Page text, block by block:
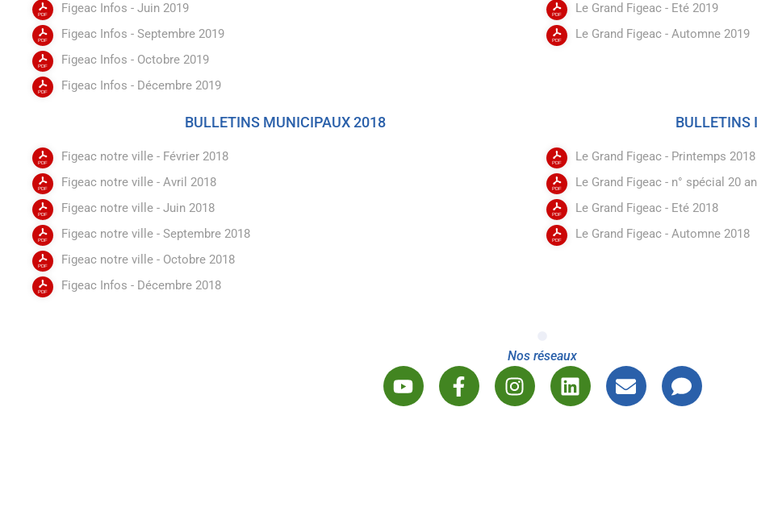
Figeac Infos - Juin 2019
Figeac Infos - Septembre 2019
Figeac Infos - Octobre 2019
Figeac Infos - Décembre 2019
Le Grand Figeac - Eté 2019
Le Grand Figeac - Automne 2019
BULLETINS MUNICIPAUX 2018
Figeac notre ville - Février 2018
Figeac notre ville - Avril 2018
Figeac notre ville - Juin 2018
Figeac notre ville - Septembre 2018
Figeac notre ville - Octobre 2018
Figeac Infos - Décembre 2018
Le Grand Figeac - Printemps 2018
Le Grand Figeac - n° spécial 20
Le Grand Figeac - Eté 2018
Le Grand Figeac - Automne 2018
Nos réseaux